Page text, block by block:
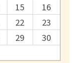
15
16
22
23
29
30